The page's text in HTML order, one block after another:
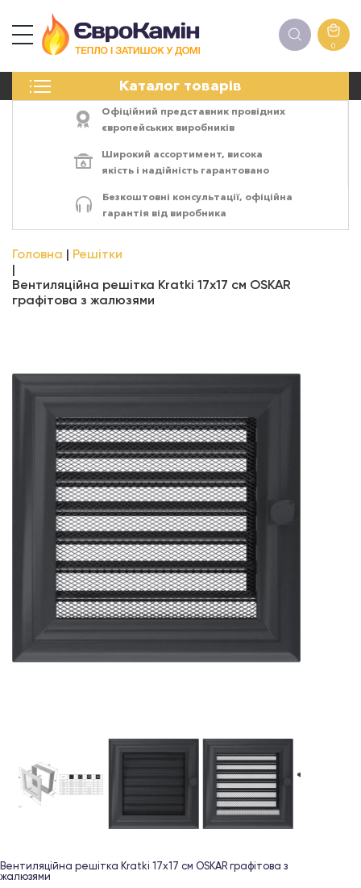
0
Каталог товарів
ПЕЧІ
ЕЛЕКТРОКАМІНИ
АКСЕСУАРИ
Офіційний представник провідних
європейських виробників
Широкий ассортимент, висока
якість і надійність гарантовано
Безкоштовні консультації, офіційна
гарантія від виробника
Головна Решітки
Вентиляційна решітка Kratki 17x17 см OSKAR
графітова з жалюзями
Вентиляційна решітка Kratki 17х17 см OSKAR графітова з
жалюзями